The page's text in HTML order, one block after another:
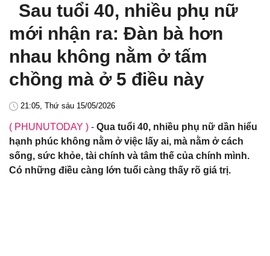
Sau tuổi 40, nhiều phụ nữ
mới nhận ra: Đàn bà hơn
nhau không nằm ở tấm
chồng mà ở 5 điều này
21:05, Thứ sáu 15/05/2026
( PHUNUTODAY ) - Qua tuổi 40, nhiều phụ nữ dần hiểu
hạnh phúc không nằm ở việc lấy ai, mà nằm ở cách
sống, sức khỏe, tài chính và tâm thế của chính mình.
Có những điều càng lớn tuổi càng thấy rõ giá trị.